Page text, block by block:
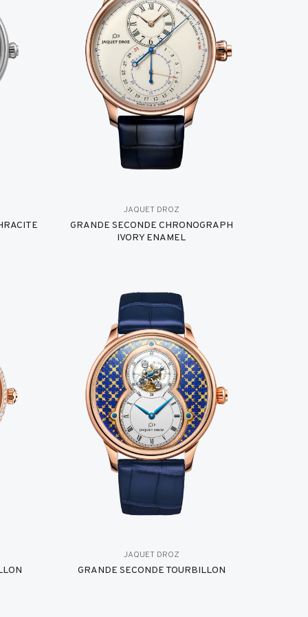
JAQUET DROZ
GRANDE SECONDE CHRONOGRAPH
IVORY ENAMEL
JAQUET DROZ
GRANDE SECONDE TOURBILLON